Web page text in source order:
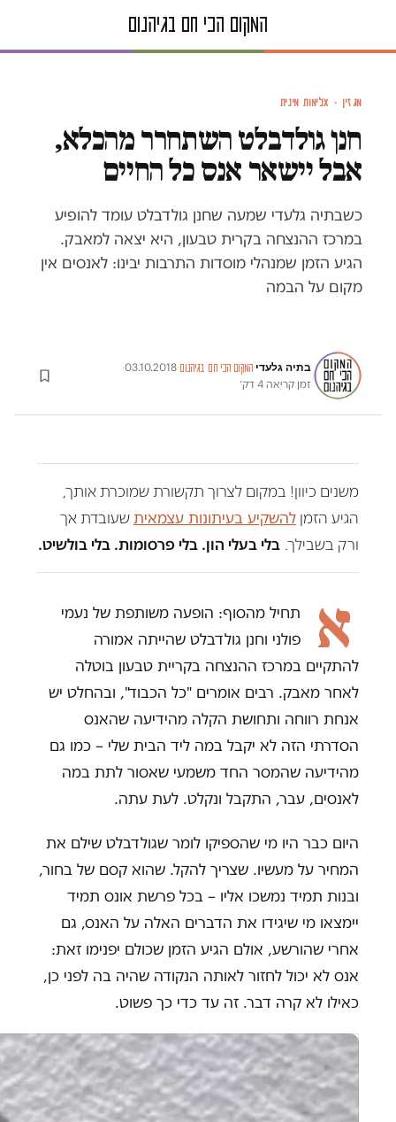
גולדבלט בבית המשפט | ארכיון
מגזין · אלימות מינית
חנן גולדבלט השתחרר מהכלא,
אבל יישאר אנס כל החיים
כשבתיה גלעדי שמעה שחנן גולדבלט עומד להופיע
במרכז ההנצחה בקרית טבעון, היא יצאה למאבק.
הגיע הזמן שמנהלי מוסדות התרבות יבינו: לאנסים אין
מקום על הבמה
בתיה גלעדי·המקום הכי חם בגיהנום·
03.10.2018
·
זמן קריאה 4 דק׳
משנים כיוון! במקום לצרוך תקשורת שמוכרת אותך,
הגיע הזמן להשקיע בעיתונות עצמאיתשעובדת אך
ורק בשבילך. בלי בעלי הון. בלי פרסומות. בלי בולשיט.
א
תחיל מהסוף: הופעה משותפת של נעמי
פולני וחנן גולדבלט שהייתה אמורה
להתקיים במרכז ההנצחה בקריית טבעון בוטלה
לאחר מאבק. רבים אומרים "כל הכבוד", ובהחלט יש
אנחת רווחה ותחושת הקלה מהידיעה שהאנס
הסדרתי הזה לא יקבל במה ליד הבית שלי – כמו גם
מהידיעה שהמסר החד משמעי שאסור לתת במה
לאנסים, עבר, התקבל ונקלט. לעת עתה.
היום כבר היו מי שהספיקו לומר שגולדבלט שילם את
המחיר על מעשיו. שצריך להקל. שהוא קסם של בחור,
ובנות תמיד נמשכו אליו – בכל פרשת אונס תמיד
יימצאו מי שיגידו את הדברים האלה על האנס, גם
אחרי שהורשע, אולם הגיע הזמן שכולם יפנימו זאת:
אנס לא יכול לחזור לאותה הנקודה שהיה בה לפני כן,
כאילו לא קרה דבר. זה עד כדי כך פשוט.